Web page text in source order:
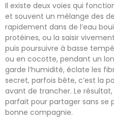
Il existe deux voies qui
et souvent un mélange des
rapidement dans de l’eau
protéines, ou la saisir
puis poursuivre à basse
ou en cocotte, pendant un
garde l’humidité, éclate les
secret, parfois bête, c’est la
avant de trancher. Le
parfait pour partager sans se
bonne compagnie.